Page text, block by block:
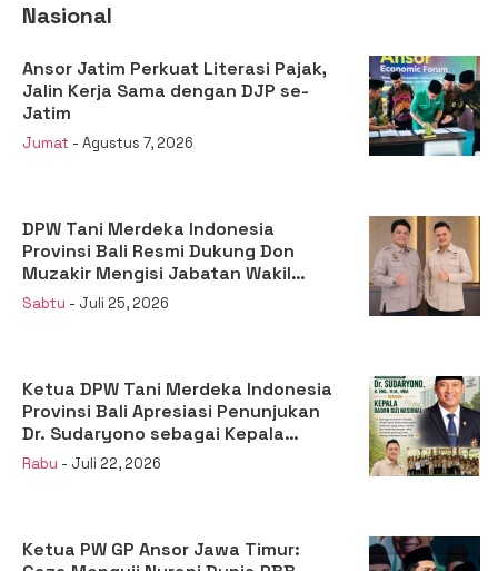
Nasional
Ansor Jatim Perkuat Literasi Pajak,
Jalin Kerja Sama dengan DJP se-
Jatim
Jumat - Agustus 7, 2026
DPW Tani Merdeka Indonesia
Provinsi Bali Resmi Dukung Don
Muzakir Mengisi Jabatan Wakil
Menteri Pertanian RI
Sabtu - Juli 25, 2026
Ketua DPW Tani Merdeka Indonesia
Provinsi Bali Apresiasi Penunjukan
Dr. Sudaryono sebagai Kepala
Badan Gizi Nasional
Rabu - Juli 22, 2026
Ketua PW GP Ansor Jawa Timur: